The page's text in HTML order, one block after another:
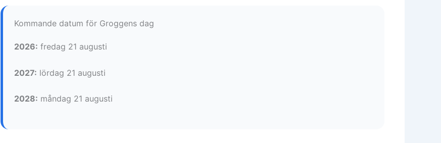
Kommande datum för Groggens dag
2026: fredag 21 augusti
2027: lördag 21 augusti
2028: måndag 21 augusti